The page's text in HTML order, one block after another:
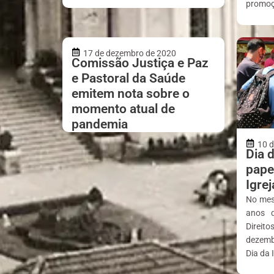
17 de dezembro de 2020
Comissão Justiça e Paz
e Pastoral da Saúde
emitem nota sobre o
momento atual de
pandemia
10
Dia
No
anos
Dia da